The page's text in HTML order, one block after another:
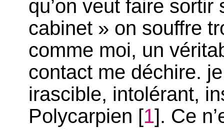
qu’on veut faire
cabinet » on souffre
comme moi, un
contact me déchire.
irascible, intolérant,
Polycarpien [1]. Ce